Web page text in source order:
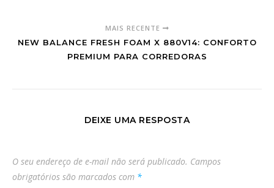
MAIS RECENTE
NEW BALANCE FRESH FOAM X 880V14: CONFORTO
PREMIUM PARA CORREDORAS
DEIXE UMA RESPOSTA
O seu endereço de e-mail não será publicado. Campos
obrigatórios são marcados com *